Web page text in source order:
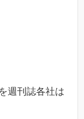
週刊誌各社は